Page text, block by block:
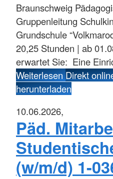
Braunschweig
Gruppenleitung
Grundschule
20,25 Stunden | ab
erwartet Sie: Eine
WeiterlesenDirekt
herunterladen
10.06.2026,
Päd.
(w/m/d) 1-